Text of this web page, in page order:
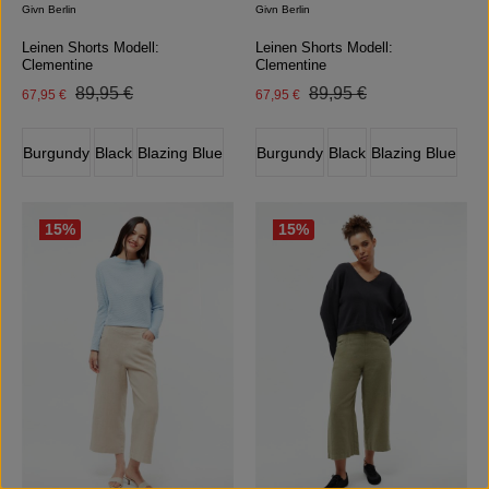
Givn Berlin
Leinen Shorts Modell:
Clementine
Verkaufspreis:
67,95 € Regulärer Preis:
89,95 €
Burgundy
(Diese Option ist zurzeit nicht verfügbar.)
Black
(Diese Option ist zurzeit nicht verfügbar.)
Blazing Blue
Givn Berlin
Leinen Shorts Modell:
Clementine
Verkaufspreis:
67,95 € Regulärer Preis:
89,95 €
Burgundy
(Diese Option ist zurzeit nicht
Black
(Diese Option ist
Blazing Blue
15% 15%